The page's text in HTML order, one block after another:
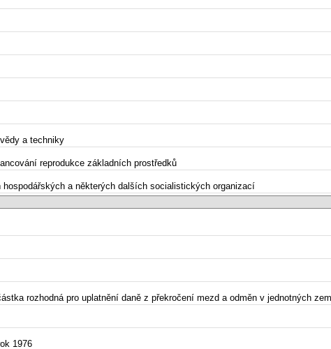
a techniky
reprodukce základních prostředků
a některých dalších socialistických organizací
rozhodná pro uplatnění daně z překročení mezd a odměn v jednotných
1976